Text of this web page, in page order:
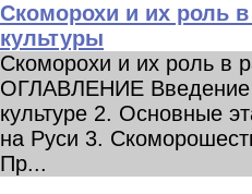
Скоморохи и их роль
культуры
Скоморохи и их роль в
ОГЛАВЛЕНИЕ Введение
культуре 2. Основные
на Руси 3.
Пр...